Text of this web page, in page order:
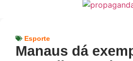
Esporte
Manaus dá